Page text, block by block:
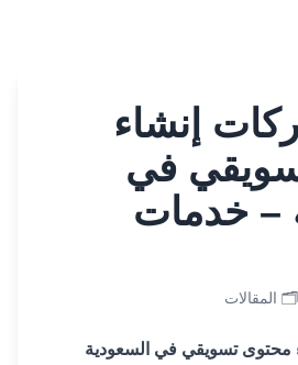
إنشاء
في
– خدمات
المقالات
تسويقي في السعودية